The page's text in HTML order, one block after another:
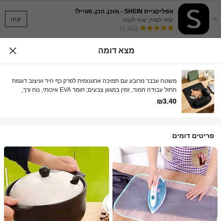
קחו ×
אפליקציית SHEIN - מוכן, הכן, סטייל!
שווה לנסות, שווה לקנות
(1,345)
מצא דומה
משטח עכבר מרובע עם תמיכה ארגונומית לפרק כף היד ועיצוב דוגמת
חתול עבודה חמוד, זמין במגוון צבעים; חומר EVA איכותי, נוח ורך,
חדירות אוויר טובה, אלסטי, משטח עכבר עם קצף זיכרון נגד החלקה
₪3.40
פריטים דומים